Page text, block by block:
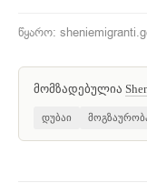
წყარო:
მომზადებულია
დუბაი